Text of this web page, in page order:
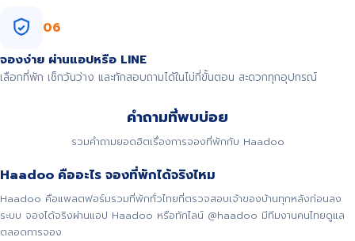
06
จองง่าย ผ่านแอปหรือ LINE
เลือกที่พัก เช็กวันว่าง และทักสอบถามได้ในไม่กี่ขั้นตอน สะดวกทุกอุปกรณ์
คำถามที่พบบ่อย
รวมคำถามยอดฮิตเรื่องการจองที่พักกับ Haadoo
Haadoo คืออะไร จองที่พักได้จริงไหม
Haadoo คือแพลตฟอร์มรวมที่พักทั่วไทยที่ตรวจสอบเจ้าของบ้านทุกหลังก่อนลง
ระบบ จองได้จริงผ่านแอป Haadoo หรือทักไลน์ @haadoo มีทีมงานคนไทยดูแล
ตลอดการจอง